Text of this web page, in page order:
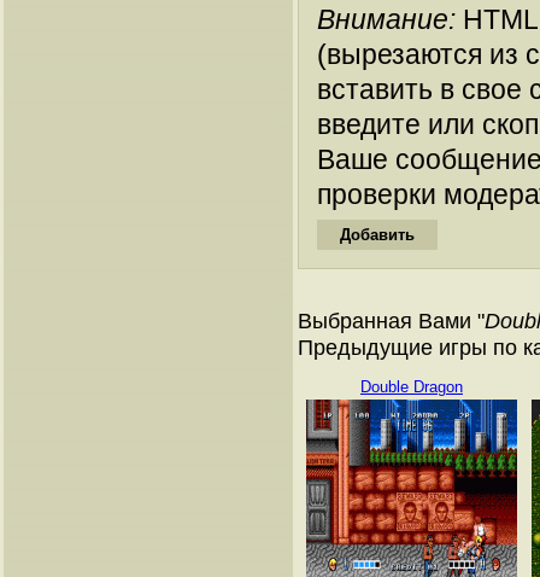
Внимание:
(вырезаются из
вставить в
введите или
Ваше
проверки
Выбранная Вами "
Предыдущие игры по
Double Dragon